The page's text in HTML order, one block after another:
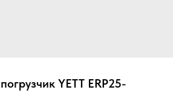
YETT ERP25-